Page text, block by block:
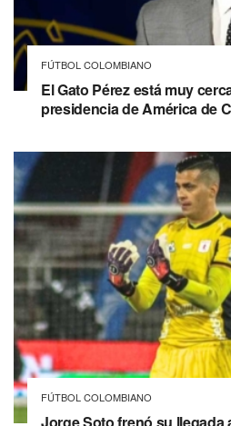
FÚTBOL COLOMBIANO
El Gato Pérez está muy
presidencia de América de
FÚTBOL COLOMBIANO
Jorge Soto frenó su llegada